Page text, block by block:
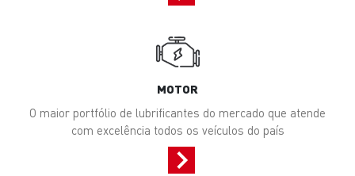
MOTOR
O maior portfólio de lubrificantes do mercado que atende
com excelência todos os veículos do país